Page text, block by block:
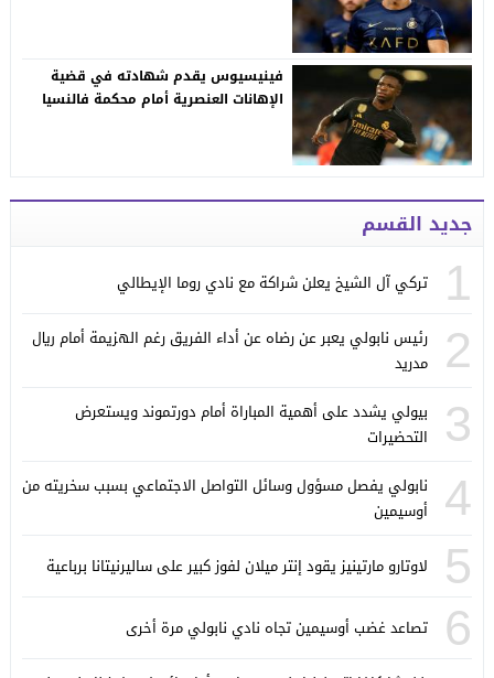
فينيسيوس يقدم شهادته في قضية
الإهانات العنصرية أمام محكمة فالنسيا
جديد القسم
1 تركي آل الشيخ يعلن شراكة مع نادي روما الإيطالي
2
رئيس نابولي يعبر عن رضاه عن أداء الفريق رغم الهزيمة أمام ريال
مدريد
3
بيولي يشدد على أهمية المباراة أمام دورتموند ويستعرض
التحضيرات
4
نابولي يفصل مسؤول وسائل التواصل الاجتماعي بسبب سخريته من
أوسيمين
5 لاوتارو مارتينيز يقود إنتر ميلان لفوز كبير على ساليرنيتانا برباعية
6 تصاعد غضب أوسيمين تجاه نادي نابولي مرة أخرى